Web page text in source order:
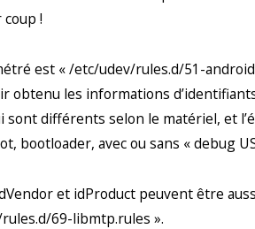
coup !
est « /etc/udev/rules.d/51-
obtenu les informations
sont différents selon le matériel, et
bootloader, avec ou sans « debug
et idProduct peuvent être
69-libmtp.rules ».